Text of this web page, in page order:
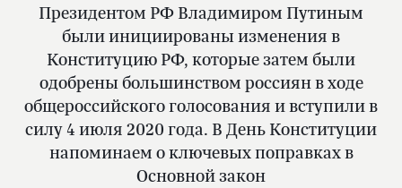
Президентом РФ Владимиром Путиным
были инициированы изменения в
Конституцию РФ, которые затем были
одобрены большинством россиян в ходе
общероссийского голосования и вступили в
силу 4 июля 2020 года. В День Конституции
напоминаем о ключевых поправках в
Основной закон